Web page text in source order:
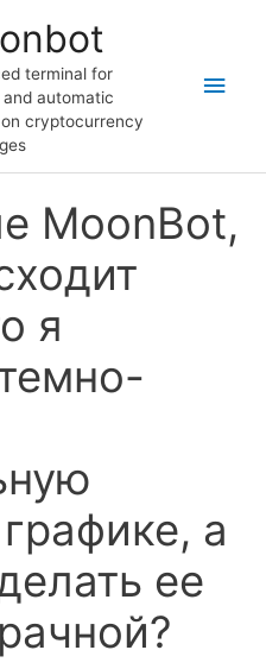
terminal for
and automatic
cryptocurrency
Main
MoonBot,
я
а
ее